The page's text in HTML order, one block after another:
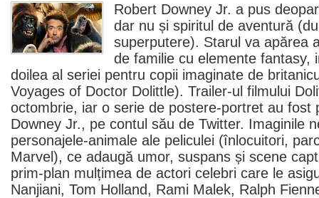
Robert Downey Jr. a pus
dar nu și spiritul de aventură
superputere). Starul va apărea
de familie cu elemente fantasy,
doilea al seriei pentru copii imaginate de
Voyages of Doctor Dolittle). Trailer-ul filmului
octombrie, iar o serie de postere-portret au fost
Downey Jr., pe contul său de Twitter. Imaginile
personajele-animale ale peliculei (înlocuitori,
Marvel), ce adaugă umor, suspans și scene
prim-plan mulțimea de actori celebri care le
Nanjiani, Tom Holland, Rami Malek, Ralph